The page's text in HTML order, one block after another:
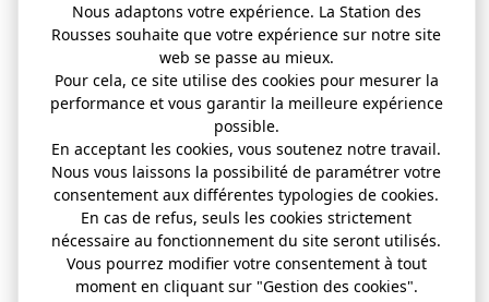
Nous adaptons votre expérience. La Station des
Rousses souhaite que votre expérience sur notre site
web se passe au mieux.
Pour cela, ce site utilise des cookies pour mesurer la
performance et vous garantir la meilleure expérience
possible.
En acceptant les cookies, vous soutenez notre travail.
Nous vous laissons la possibilité de paramétrer votre
consentement aux différentes typologies de cookies.
En cas de refus, seuls les cookies strictement
nécessaire au fonctionnement du site seront utilisés.
Vous pourrez modifier votre consentement à tout
moment en cliquant sur "Gestion des cookies".